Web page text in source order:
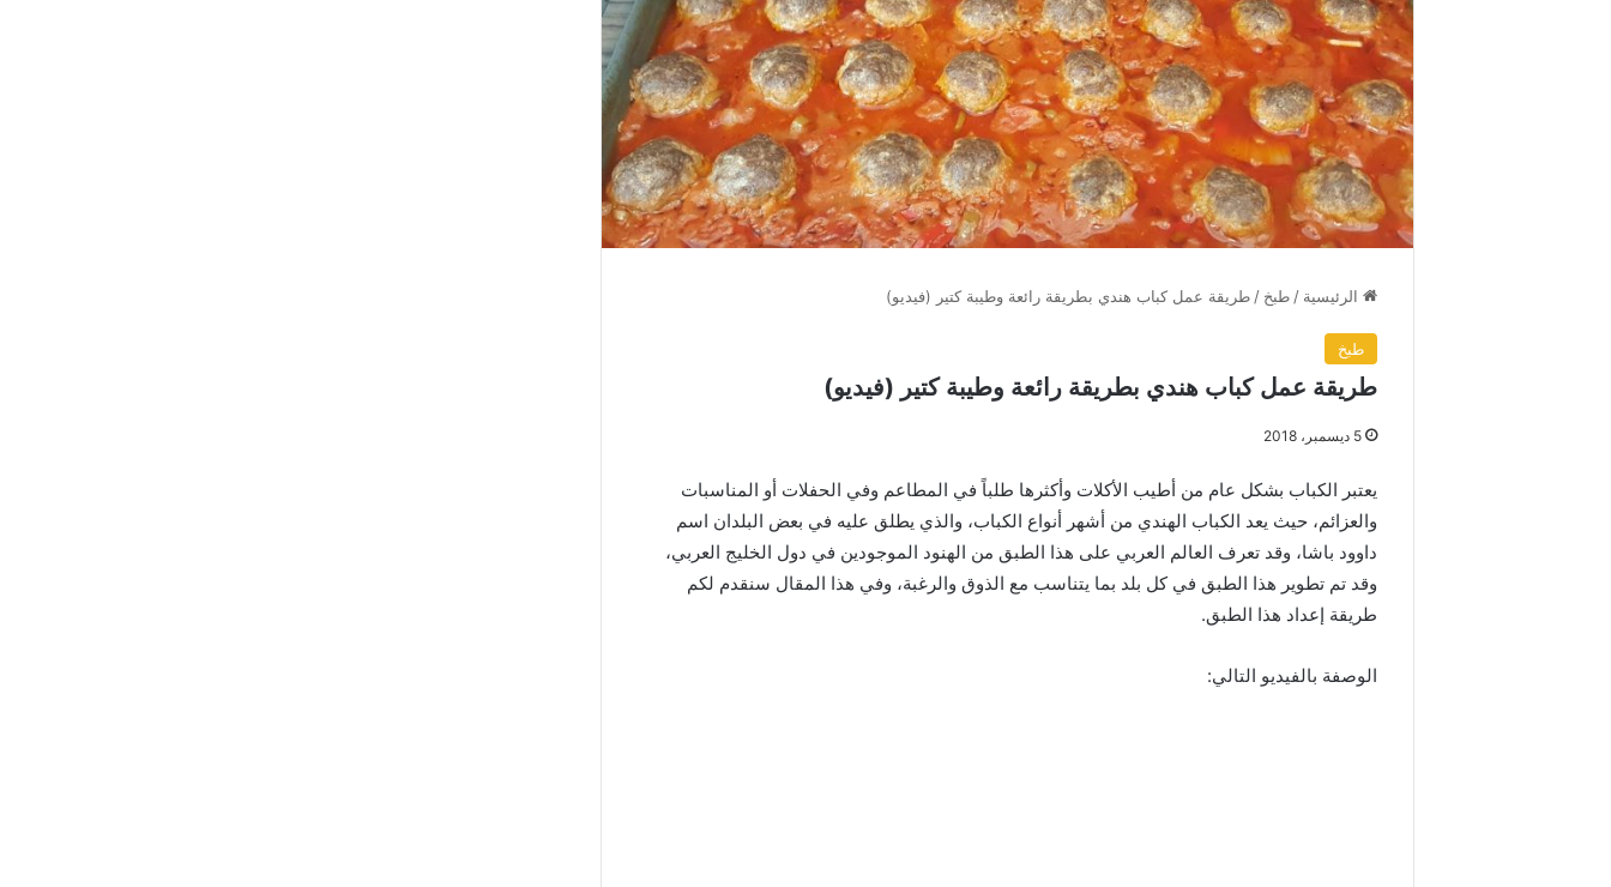
الرئيسية / طبخ / طريقة عمل كباب هندي بطريقة رائعة وطيبة كتير (فيديو)
طبخ
طريقة عمل كباب هندي بطريقة رائعة وطيبة كتير (فيديو)
5 ديسمبر، 2018
يعتبر الكباب بشكل عام من أطيب الأكلات وأكثرها طلباً في المطاعم وفي الحفلات أو المناسبات
والعزائم، حيث يعد الكباب الهندي من أشهر أنواع الكباب، والذي يطلق عليه في بعض البلدان اسم
داوود باشا، وقد تعرف العالم العربي على هذا الطبق من الهنود الموجودين في دول الخليج العربي،
وقد تم تطوير هذا الطبق في كل بلد بما يتناسب مع الذوق والرغبة، وفي هذا المقال سنقدم لكم
طريقة إعداد هذا الطبق.
الوصفة بالفيديو التالي: